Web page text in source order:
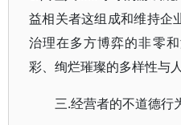
益相关者这组成和维持企
治理在多方博弈的非零
彩、绚烂璀璨的多样性与
三.经营者的不道德行